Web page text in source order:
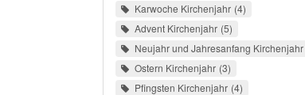
Karwoche Kirchenjahr 4
Advent Kirchenjahr 5
Neujahr und Jahresanfang Kirchenjahr
Ostern Kirchenjahr 3
Pfingsten Kirchenjahr 4